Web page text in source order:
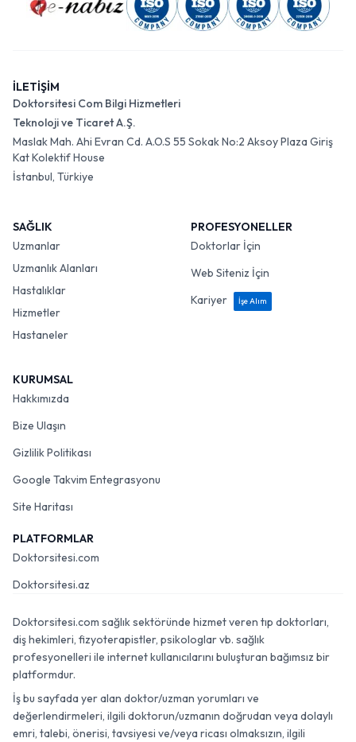
İLETİŞİM
Doktorsitesi Com Bilgi Hizmetleri
Teknoloji ve Ticaret A.Ş.
Maslak Mah. Ahi Evran Cd. A.O.S 55 Sokak No:2 Aksoy Plaza Giriş
Kat Kolektif House
İstanbul, Türkiye
SAĞLIK
Uzmanlar
Uzmanlık Alanları
Hastalıklar
Hizmetler
Hastaneler
PROFESYONELLER
Doktorlar İçin
Web Siteniz İçin
Kariyer
İşe Alım
KURUMSAL
Hakkımızda
Bize Ulaşın
Gizlilik Politikası
Google Takvim Entegrasyonu
Site Haritası
PLATFORMLAR
Doktorsitesi.com
Doktorsitesi.az
Doktorsitesi.com sağlık sektöründe hizmet veren tıp doktorları,
diş hekimleri, fizyoterapistler, psikologlar vb. sağlık
profesyonelleri ile internet kullanıcılarını buluşturan bağımsız bir
platformdur.
İş bu sayfada yer alan doktor/uzman yorumları ve
değerlendirmeleri, ilgili doktorun/uzmanın doğrudan veya dolaylı
emri, talebi, önerisi, tavsiyesi ve/veya ricası olmaksızın, ilgili